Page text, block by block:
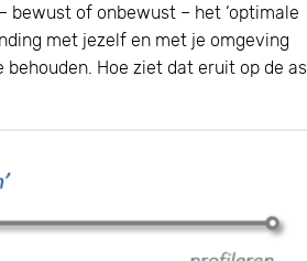
bewust of onbewust – het ‘optimale
met jezelf en met je omgeving
Hoe ziet dat eruit op de as